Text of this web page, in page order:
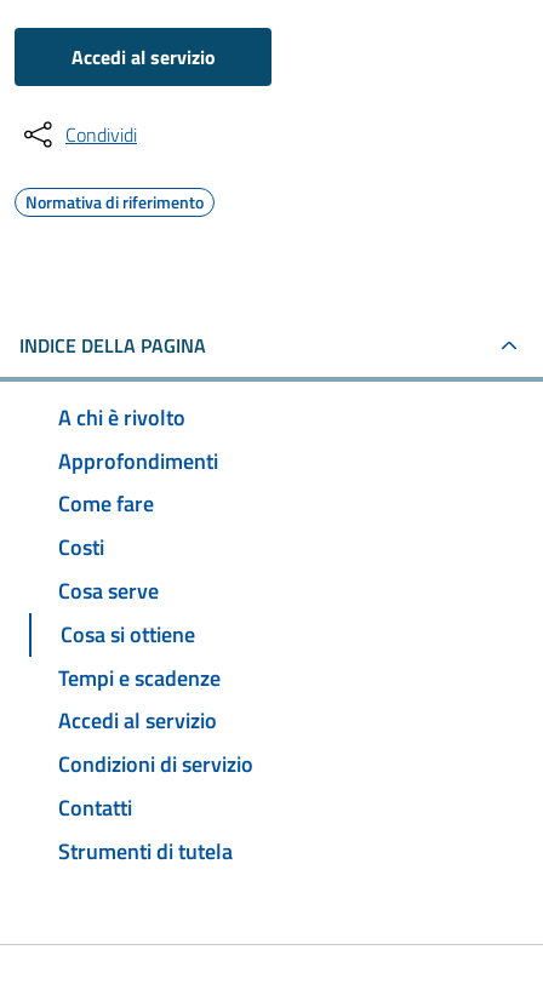
Accedi al servizio
Condividi
Normativa di riferimento
INDICE DELLA PAGINA
A chi è rivolto
Approfondimenti
Come fare
Costi
Cosa serve
Cosa si ottiene
Tempi e scadenze
Accedi al servizio
Condizioni di servizio
Contatti
Strumenti di tutela